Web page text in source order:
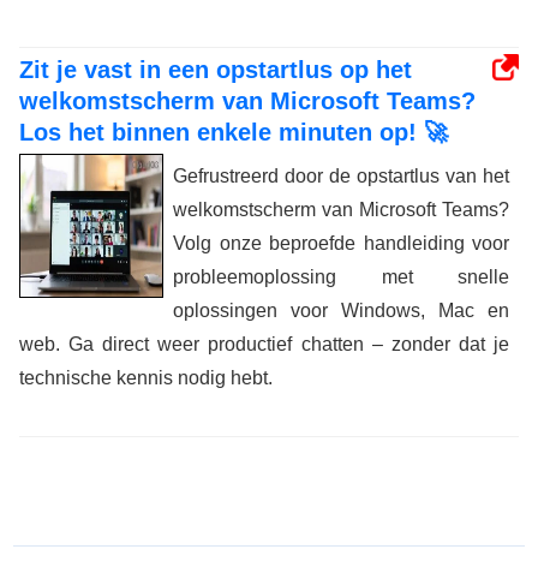
Zit je vast in een opstartlus op het
welkomstscherm van Microsoft Teams?
Los het binnen enkele minuten op! 🚀
Gefrustreerd door de opstartlus van het
welkomstscherm van Microsoft Teams?
Volg onze beproefde handleiding voor
probleemoplossing met snelle
oplossingen voor Windows, Mac en
web. Ga direct weer productief chatten – zonder dat je
technische kennis nodig hebt.